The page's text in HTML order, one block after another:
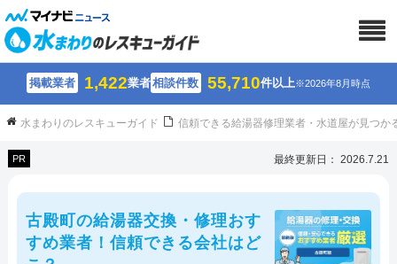
掲載業者 1,422業者相談件数 55,710件以上※2026年8月時点
水まわりのレスキューガイド 信頼できる給湯器修理業者・水道屋が見つか
PR 最終更新日： 2026.7.21
古殿町の給湯器交換・修理おす
すめ業者！信頼できる会社はど